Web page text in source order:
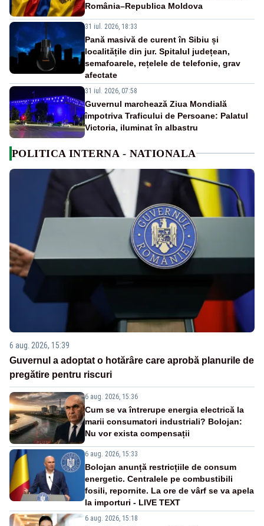
România–Republica Moldova
31 iul. 2026, 18:33
Pană masivă de curent în Sibiu și
localitățile din jur. Spitalul județean,
semafoarele, rețelele de telefonie, grav
afectate
31 iul. 2026, 07:58
Guvernul marchează Ziua Mondială
împotriva Traficului de Persoane: Palatul
Victoria, iluminat în albastru
POLITICA INTERNA - NATIONALA
6 aug. 2026, 15:39
Guvernul a adoptat o hotărâre care aprobă planurile de
pregătire pentru riscuri
6 aug. 2026, 15:36
Cum se va întrerupe energia electrică la
marii consumatori industriali? Bolojan:
Nu vor exista compensații
6 aug. 2026, 15:33
Bolojan anunță restricțiile de consum
energetic. Centralele pe combustibili
fosili, repornite. La ore de vârf se va apela
la importuri - LIVE TEXT
6 aug. 2026, 15:18